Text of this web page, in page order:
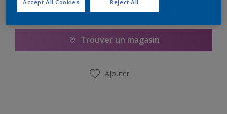
Ajouter à la liste d’achats
Trouver un magasin
Ajouter
Reject All
Accept All Cookies